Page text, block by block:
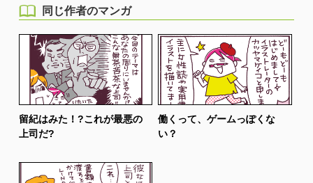
同じ作者のマンガ
留紀はみた！?これが最悪の
上司だ?
働くって、ゲームっぽくな
い？